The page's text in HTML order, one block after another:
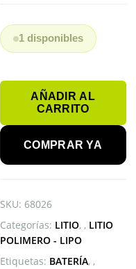
1 disponibles
LIPO
LQ-
DZ09
AÑADIR AL
CARRITO
COMPRAR YA
SKU: 68026
Categorías: LITIO , LITIO
POLIMERO - LIPO
Etiquetas: BATERÍA ,